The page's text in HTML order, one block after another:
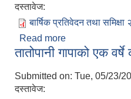
दस्तावेज:
बार्षिक प्रतिवेदन तथा
Read more
तातोपानी गापाको एक
Submitted on: Tue, 05/23/
दस्तावेज: